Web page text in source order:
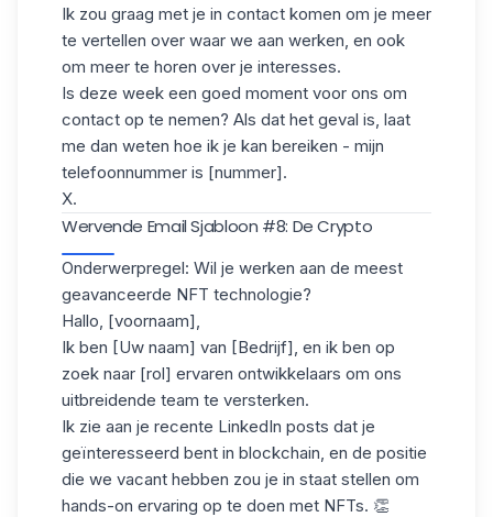
Ik zou graag met je in contact komen om je meer
te vertellen over waar we aan werken, en ook
om meer te horen over je interesses.
Is deze week een goed moment voor ons om
contact op te nemen? Als dat het geval is, laat
me dan weten hoe ik je kan bereiken - mijn
telefoonnummer is [nummer].
X.
Wervende Email Sjabloon #8: De Crypto
Onderwerpregel: Wil je werken aan de meest
geavanceerde NFT technologie?
Hallo, [voornaam],
Ik ben [Uw naam] van [Bedrijf], en ik ben op
zoek naar [rol] ervaren ontwikkelaars om ons
uitbreidende team te versterken.
Ik zie aan je recente LinkedIn posts dat je
geïnteresseerd bent in blockchain, en de positie
die we vacant hebben zou je in staat stellen om
hands-on ervaring op te doen met NFTs. 👏